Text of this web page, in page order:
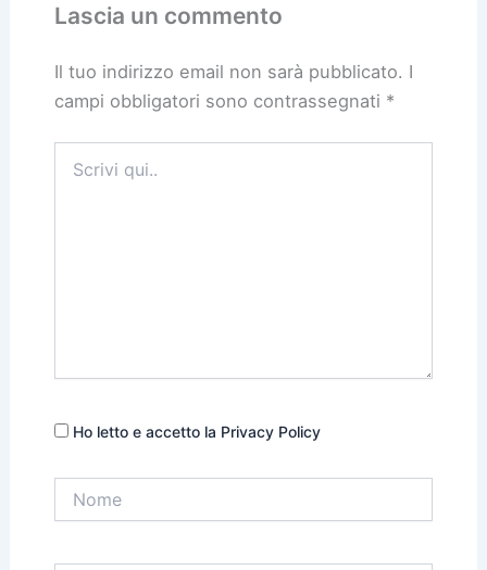
Lascia un commento
Il tuo indirizzo email non sarà pubblicato. I
campi obbligatori sono contrassegnati *
qui..
Ho letto e accetto la Privacy Policy